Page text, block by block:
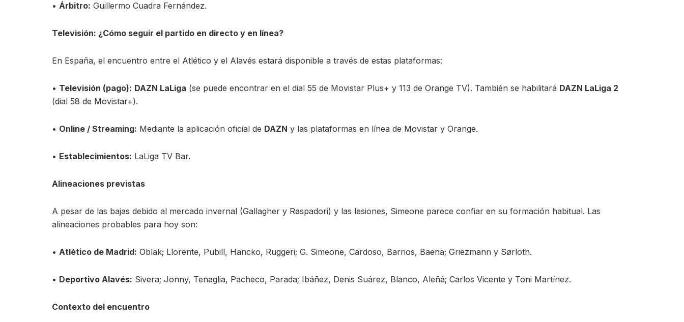
• Árbitro: Guillermo Cuadra Fernández.
Televisión: ¿Cómo seguir el partido en directo y en línea?
En España, el encuentro entre el Atlético y el Alavés estará disponible a través de estas plataformas:
• Televisión (pago): DAZN LaLiga (se puede encontrar en el dial 55 de Movistar Plus+ y 113 de Orange TV). También se habilitará DAZN LaLiga 2
(dial 58 de Movistar+).
• Online / Streaming: Mediante la aplicación oficial de DAZN y las plataformas en línea de Movistar y Orange.
• Establecimientos: LaLiga TV Bar.
Alineaciones previstas
A pesar de las bajas debido al mercado invernal (Gallagher y Raspadori) y las lesiones, Simeone parece confiar en su formación habitual. Las
alineaciones probables para hoy son:
• Atlético de Madrid: Oblak; Llorente, Pubill, Hancko, Ruggeri; G. Simeone, Cardoso, Barrios, Baena; Griezmann y Sørloth.
• Deportivo Alavés: Sivera; Jonny, Tenaglia, Pacheco, Parada; Ibáñez, Denis Suárez, Blanco, Aleñá; Carlos Vicente y Toni Martínez.
Contexto del encuentro